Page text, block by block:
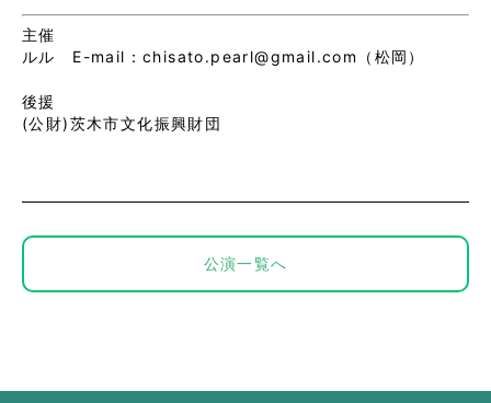
主催
ルル E-mail：chisato.pearl@gmail.com（松岡）
後援
(公財)茨木市文化振興財団
公演一覧へ